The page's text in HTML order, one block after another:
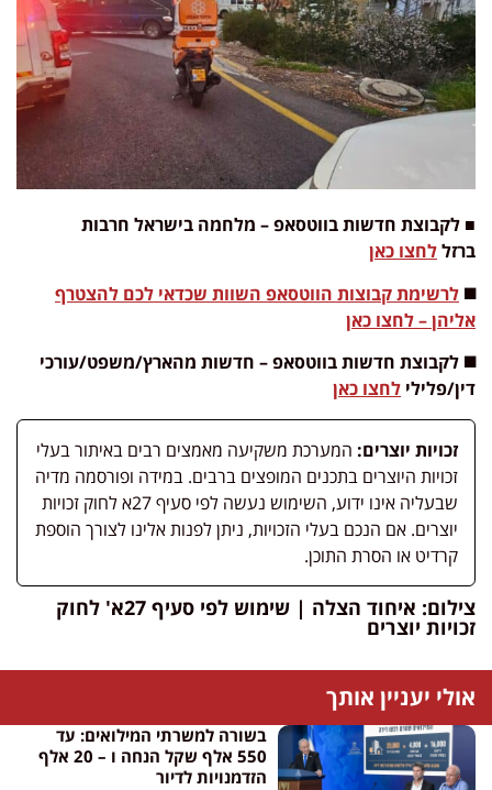
■ לקבוצת חדשות בווטסאפ – מלחמה בישראל חרבות
ברזללחצו כאן
◼️ לרשימת קבוצות הווטסאפ השוות שכדאי לכם להצטרף
אליהן – לחצו כאן
◼️ לקבוצת חדשות בווטסאפ – חדשות מהארץ/משפט/עורכי
דין/פלילי לחצו כאן
זכויות יוצרים: המערכת משקיעה מאמצים רבים באיתור בעלי
זכויות היוצרים בתכנים המופצים ברבים. במידה ופורסמה מדיה
שבעליה אינו ידוע, השימוש נעשה לפי סעיף 27א לחוק זכויות
יוצרים. אם הנכם בעלי הזכויות, ניתן לפנות אלינו לצורך הוספת
קרדיט או הסרת התוכן.
צילום: איחוד הצלה | שימוש לפי סעיף 27א' לחוק
זכויות יוצרים
אולי יעניין אותך
בשורה למשרתי המילואים: עד
550 אלף שקל הנחה ו – 20 אלף
הזדמנויות לדיור